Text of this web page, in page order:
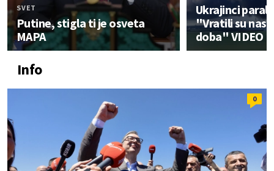
SVET
Putine, stigla ti je osveta
MAPA
Ukrajinci
"Vratili su nas
doba" VIDEO
Info
0